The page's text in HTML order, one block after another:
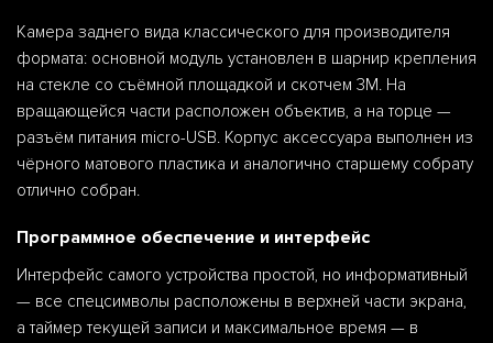
Камера заднего вида классического для производителя
формата: основной модуль установлен в шарнир крепления
на стекле со съёмной площадкой и скотчем 3M. На
вращающейся части расположен объектив, а на торце —
разъём питания micro-USB. Корпус аксессуара выполнен из
чёрного матового пластика и аналогично старшему собрату
отлично собран.
Программное обеспечение и интерфейс
Интерфейс самого устройства простой, но информативный
— все спецсимволы расположены в верхней части экрана,
а таймер текущей записи и максимальное время — в